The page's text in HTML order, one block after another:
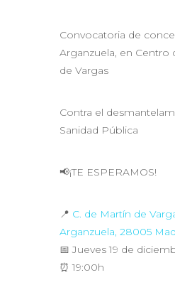
Convocatoria de
Arganzuela, en Centro
de Vargas
Contra el
Sanidad Pública
📢¡TE ESPERAMOS!
📍 C. de Martín de
Arganzuela, 28005
📅 Jueves 19 de
⏰ 19:00h